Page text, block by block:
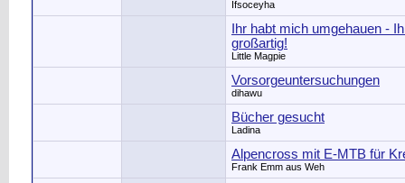
Ifsoceyha
Ihr habt mich umgehauen -
großartig!
Little Magpie
Vorsorgeuntersuchungen
dihawu
Bücher gesucht
Ladina
Alpencross mit E-MTB für
Frank Emm aus Weh